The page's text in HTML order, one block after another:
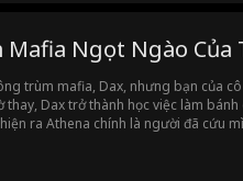
Ngọt Ngào Của
trùm mafia, Dax, nhưng bạn của
thay, Dax trở thành học việc làm bánh
ra Athena chính là người đã cứu